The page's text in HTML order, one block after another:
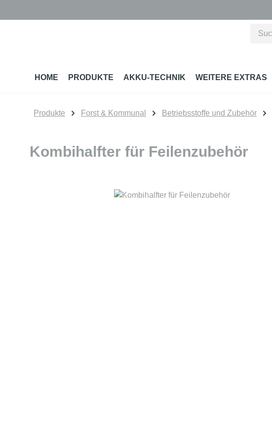
HOME PRODUKTE AKKU-TECHNIK WEITERE EXTRAS
Produkte Forst & Kommunal Betriebsstoffe und Zubehör
Kombihalfter für Feilenzubehör
Bildergalerie überspringen